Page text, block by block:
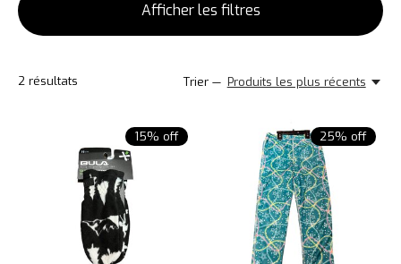
Afficher les filtres
2 résultats Trier — Produits les plus récents
15% off 25% off